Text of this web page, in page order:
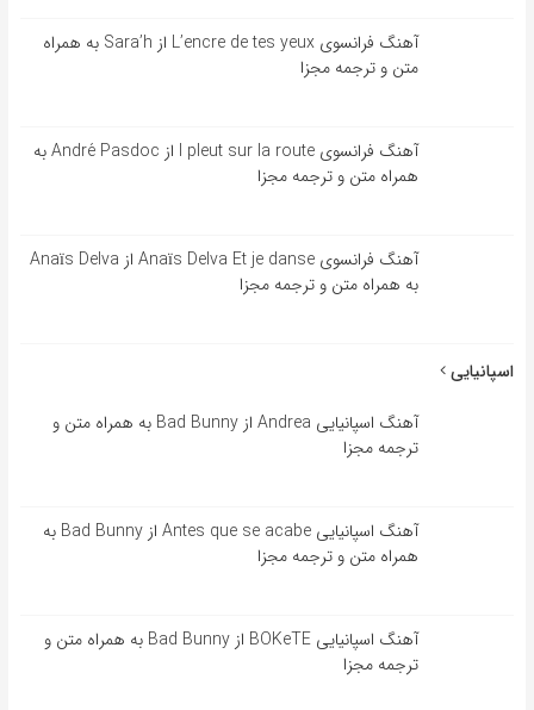
آهنگ فرانسوی L’encre de tes yeux از Sara’h به همراه
متن و ترجمه مجزا
آهنگ فرانسوی l pleut sur la route از André Pasdoc به
همراه متن و ترجمه مجزا
آهنگ فرانسوی Anaïs Delva Et je danse از Anaïs Delva
به همراه متن و ترجمه مجزا
اسپانیایی
آهنگ اسپانیایی Andrea از Bad Bunny به همراه متن و
ترجمه مجزا
آهنگ اسپانیایی Antes que se acabe از Bad Bunny به
همراه متن و ترجمه مجزا
آهنگ اسپانیایی BOKeTE از Bad Bunny به همراه متن و
ترجمه مجزا